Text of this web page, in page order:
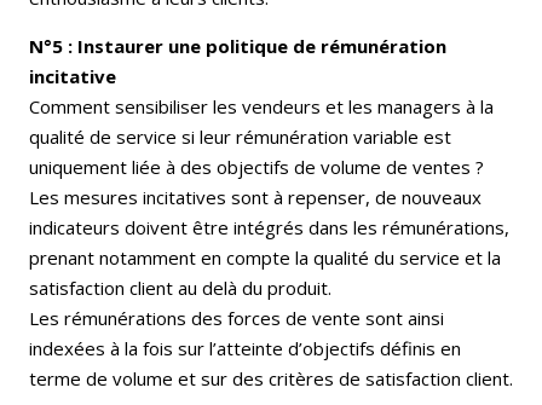
N°5 : Instaurer une politique de rémunération
incitative
Comment sensibiliser les vendeurs et les managers à la
qualité de service si leur rémunération variable est
uniquement liée à des objectifs de volume de ventes ?
Les mesures incitatives sont à repenser, de nouveaux
indicateurs doivent être intégrés dans les rémunérations,
prenant notamment en compte la qualité du service et la
satisfaction client au delà du produit.
Les rémunérations des forces de vente sont ainsi
indexées à la fois sur l’atteinte d’objectifs définis en
terme de volume et sur des critères de satisfaction client.